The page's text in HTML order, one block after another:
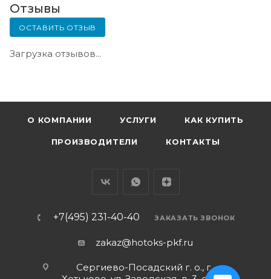
Отзывы
ОСТАВИТЬ ОТЗЫВ
Загрузка отзывов...
О КОМПАНИИ УСЛУГИ КАК КУПИТЬ
ПРОИЗВОДИТЕЛИ КОНТАКТЫ
+7(495) 231-40-40 ЗАКАЗАТЬ ЗВОНОК
zakaz@hotoks-pkf.ru
Сергиево-Посадский г. о., г.